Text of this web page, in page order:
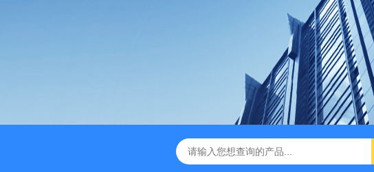
TDR特性阻抗测试仪 3380/3380P/3380D致茂Chroma 3380/